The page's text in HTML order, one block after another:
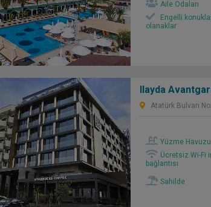
Aile Odaları
Engelli
olanaklar
Ilayda
Atatürk Bulvarı
Yüzme Havuzu
Ücretsiz Wi-Fi
bağlantısı
Sahilde